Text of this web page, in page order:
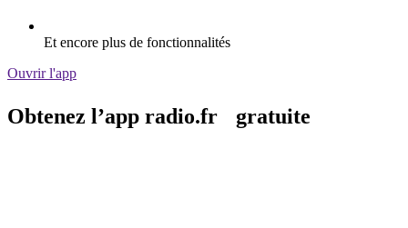
Et encore plus de fonctionnalités
Ouvrir l'app
Obtenez l’app radio.fr gratuite